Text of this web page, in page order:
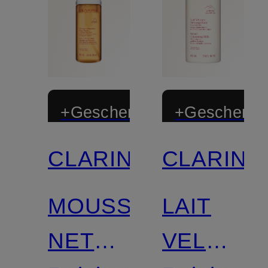
+Geschenk
Zertifiziert
CLARINS
MOUSSE
NETTOYANTE
+Geschenk
Limitiert
CLARINS
LAIT